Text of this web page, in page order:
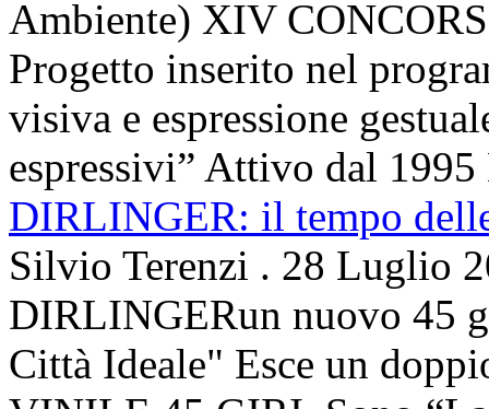
Ambiente) XIV
Progetto inserito nel
visiva e espressione
espressivi” Attivo dal 1995
DIRLINGER: il tempo
Silvio Terenzi . 28 Luglio
DIRLINGERun nuovo 45
Città Ideale" Esce un